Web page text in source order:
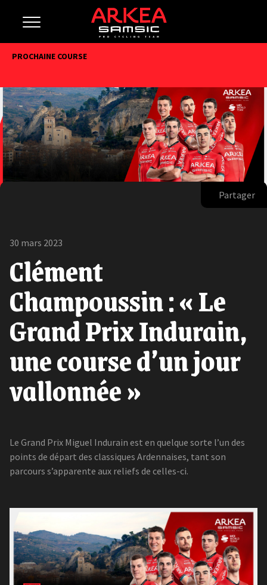
PROCHAINE COURSE
Partager
30 mars 2023
Clément
Champoussin : « Le
Grand Prix Indurain,
une course d’un jour
vallonnée »
Le Grand Prix Miguel Indurain est en quelque sorte l’un des
points de départ des classiques Ardennaises, tant son
parcours s’apparente aux reliefs de celles-ci.